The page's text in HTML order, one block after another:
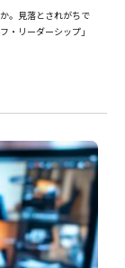
。見落とされがちで
・リーダーシップ」